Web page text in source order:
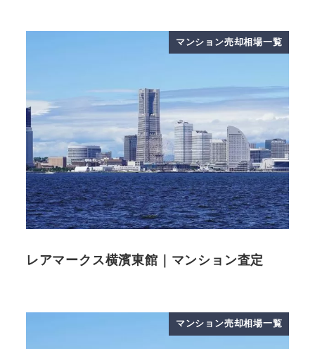
マンション売却相場一覧
レアマークス横濱東館｜マンション査定
マンション売却相場一覧